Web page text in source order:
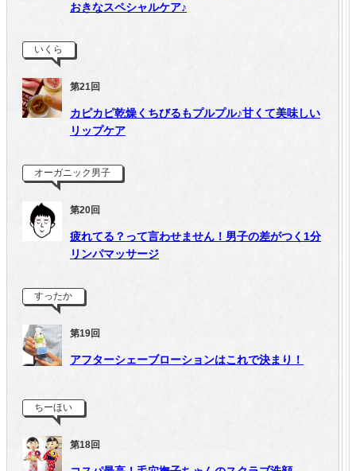
おきなスペシャルケア♪
いくら
第21回
カピカピ乾燥くちびるもプルプル♪甘くて美味しい
リップケア
オーガニック男子
第20回
疲れてる？って言わせません！男子の差がつく1分
リンパマッサージ
すったか
第19回
アフターシェーブローションはこれで決まり！
ちーほい
第18回